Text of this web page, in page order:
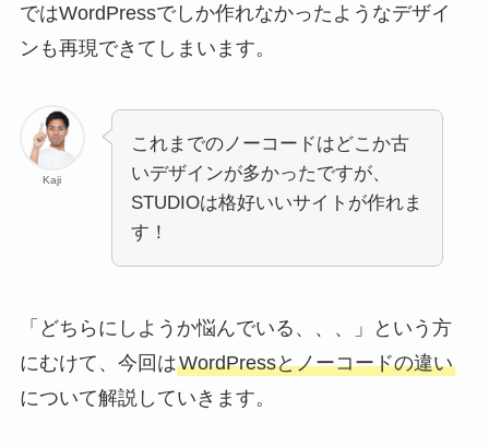
ではWordPressでしか作れなかったようなデザイ
ンも再現できてしまいます。
Kaji
これまでのノーコードはどこか古
いデザインが多かったですが、
STUDIOは格好いいサイトが作れま
す！
「どちらにしようか悩んでいる、、、」という方
にむけて、今回はWordPressとノーコードの違い
について解説していきます。